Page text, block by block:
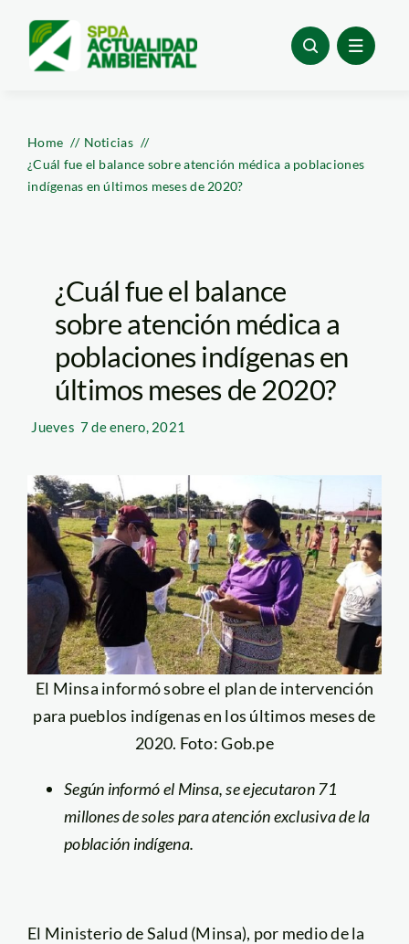
content
Home
Noticias
¿Cuál fue el balance sobre atención médica a poblaciones
indígenas en últimos meses de 2020?
¿Cuál fue el balance
sobre atención médica a
poblaciones indígenas en
últimos meses de 2020?
Jueves 7 de enero, 2021
El Minsa informó sobre el plan de intervención
para pueblos indígenas en los últimos meses de
2020. Foto: Gob.pe
Según informó el Minsa, se ejecutaron 71
millones de soles para atención exclusiva de la
población indígena.
El Ministerio de Salud (Minsa), por medio de la